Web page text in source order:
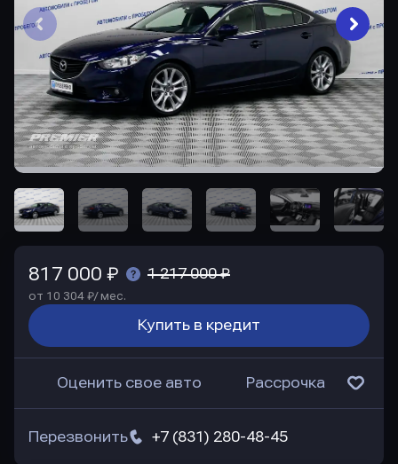
817 000 ₽ 1 217 000 ₽
от 10 304 ₽/ мес.
Купить в кредит
Оценить свое авто Рассрочка
+7 (831) 280-48-45
Перезвонить